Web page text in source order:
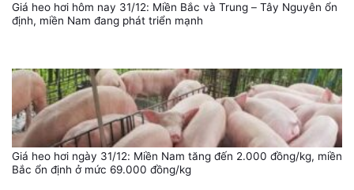
Giá heo hơi hôm nay 31/12: Miền Bắc và Trung – Tây Nguyên ổn
định, miền Nam đang phát triển mạnh
Giá heo hơi ngày 31/12: Miền Nam tăng đến 2.000 đồng/kg, miền
Bắc ổn định ở mức 69.000 đồng/kg